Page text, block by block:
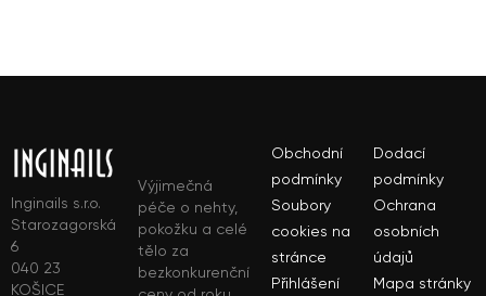
Inginails s.r.o.
Starozagorská
6
040 23
KOŠICE
Výjimečná
péče o nehty,
pokožku a celé
tělo za
bezkonkurenční
Obchodní
podmínky
Dodací
podmínky
Soubory
cookies na
stránce
Ochrana
osobních
údajů
Přihlášení
Mapa stránky